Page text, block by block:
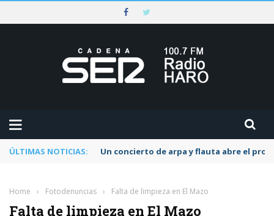
ÚLTIMAS NOTICIAS: Un concierto de arpa y flauta abre el
Home › Fotodenuncias › Falta de limpieza en El Mazo
Falta de limpieza en El Mazo